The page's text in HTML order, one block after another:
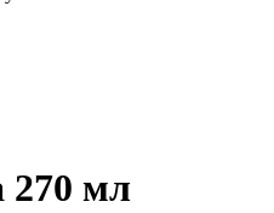
270 мл